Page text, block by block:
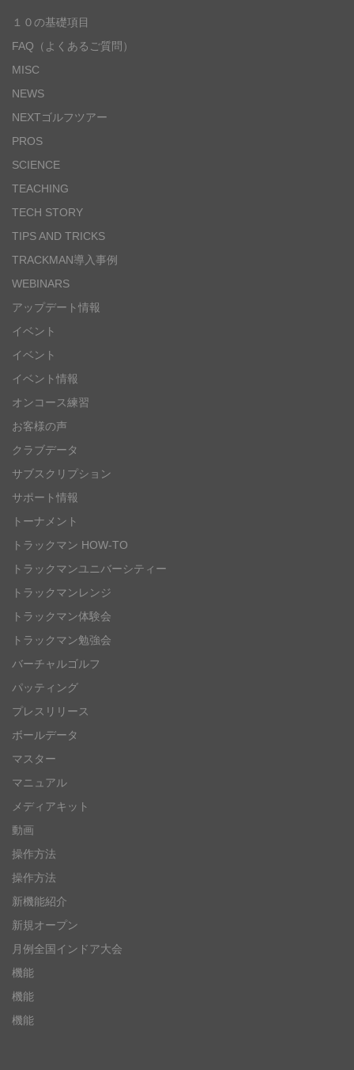
１０の基礎項目
FAQ（よくあるご質問）
MISC
NEWS
NEXTゴルフツアー
PROS
SCIENCE
TEACHING
TECH STORY
TIPS AND TRICKS
TRACKMAN導入事例
WEBINARS
アップデート情報
イベント
イベント
イベント情報
オンコース練習
お客様の声
クラブデータ
サブスクリプション
サポート情報
トーナメント
トラックマン HOW-TO
トラックマンユニバーシティー
トラックマンレンジ
トラックマン体験会
トラックマン勉強会
バーチャルゴルフ
パッティング
プレスリリース
ボールデータ
マスター
マニュアル
メディアキット
動画
操作方法
操作方法
新機能紹介
新規オープン
月例全国インドア大会
機能
機能
機能